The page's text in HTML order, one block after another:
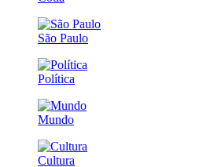
São Paulo
Política
Mundo
Cultura